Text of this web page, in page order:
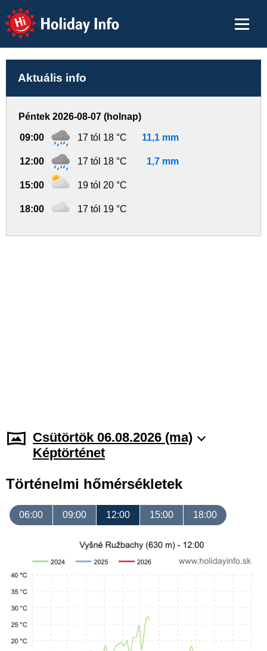
Holiday Info
Aktuális info
Péntek 2026-08-07 (holnap)
09:00 17 tól 18 °C 11,1 mm
12:00 17 tól 18 °C 1,7 mm
15:00 19 tól 20 °C
18:00 17 tól 19 °C
Csütörtök 06.08.2026 (ma)
Képtörténet
Történelmi hőmérsékletek
06:00 09:00 12:00 15:00 18:00